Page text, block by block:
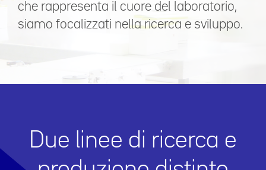
che rappresenta il cuore del laboratorio,
siamo focalizzati nella ricerca e sviluppo.
Due linee di ricerca e